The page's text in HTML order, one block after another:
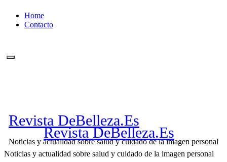
Home
Contacto
Revista DeBelleza.Es
Noticias y actualidad sobre salud y cuidado de la imagen personal
Revista DeBelleza.Es
Noticias y actualidad sobre salud y cuidado de la imagen personal